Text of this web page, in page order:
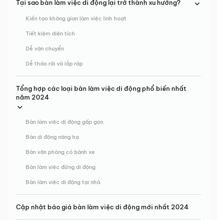
Tại sao bàn làm việc di động lại trở thành xu hướng?
Kiến tạo không gian làm việc linh hoạt
Tiết kiệm diện tích
Dễ vận chuyển
Dễ tháo rời và lắp ráp
Tổng hợp các loại bàn làm việc di động phổ biến nhất
năm 2024
Bàn làm việc di động gấp gọn
Bàn di động nâng hạ
Bàn văn phòng có bánh xe
Bàn làm việc đứng di động
Bàn làm việc di động tại nhà
Cập nhật báo giá bàn làm việc di động mới nhất 2024